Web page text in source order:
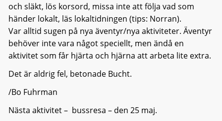
och släkt, lös korsord, missa inte att följa vad som
händer lokalt, läs lokaltidningen (tips: Norran).
Var alltid sugen på nya äventyr/nya aktiviteter. Äventyr
behöver inte vara något speciellt, men ändå en
aktivitet som får hjärta och hjärna att arbeta lite extra.
Det är aldrig fel, betonade Bucht.
/Bo Fuhrman
Nästa aktivitet – bussresa – den 25 maj.